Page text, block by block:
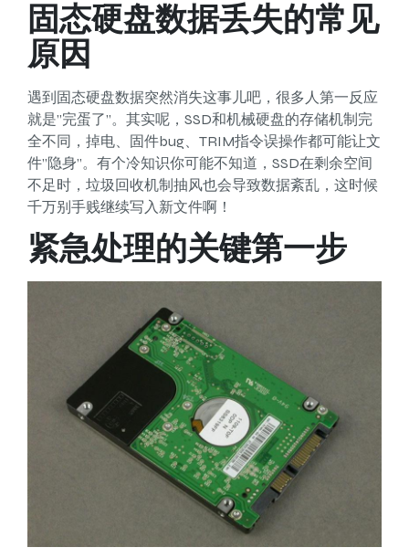
固态硬盘数据丢失的常见
原因
遇到固态硬盘数据突然消失这事儿吧，很多人第一反应
就是”完蛋了”。其实呢，SSD和机械硬盘的存储机制完
全不同，掉电、固件bug、TRIM指令误操作都可能让文
件”隐身”。有个冷知识你可能不知道，SSD在剩余空间
不足时，垃圾回收机制抽风也会导致数据紊乱，这时候
千万别手贱继续写入新文件啊！
紧急处理的关键第一步